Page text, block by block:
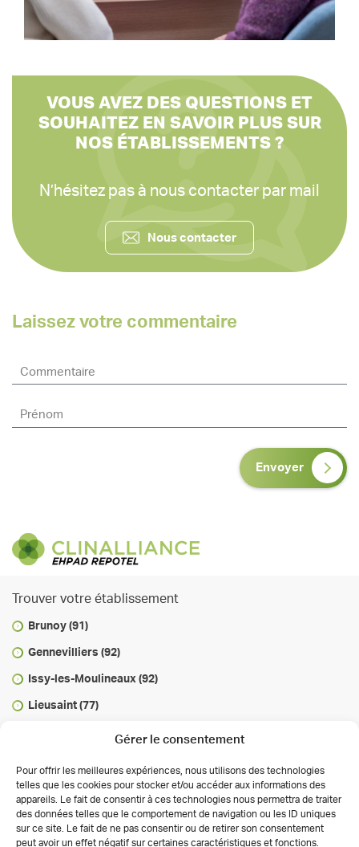
Gérer le consentement
Pour offrir les meilleures expériences, nous utilisons des technologies
telles que les cookies pour stocker et/ou accéder aux informations des
appareils. Le fait de consentir à ces technologies nous permettra de traiter
des données telles que le comportement de navigation ou les ID uniques
sur ce site. Le fait de ne pas consentir ou de retirer son consentement
peut avoir un effet négatif sur certaines caractéristiques et fonctions.
VOUS AVEZ DES QUESTIONS ET
SOUHAITEZ EN SAVOIR PLUS SUR
NOS ÉTABLISSEMENTS ?
N’hésitez pas à nous contacter par mail
Nous contacter
Laissez votre commentaire
Envoyer
Trouver votre établissement
Brunoy (91)
Gennevilliers (92)
Issy-les-Moulineaux (92)
Lieusaint (77)
Paris Gambetta (75)
Savigny-le-Temple (77)
Voisins-le-Bretonneux (78)